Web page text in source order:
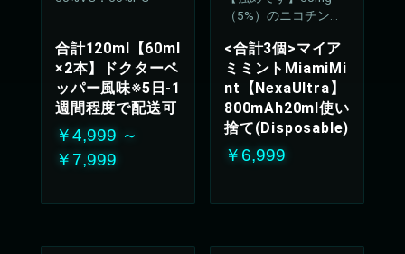
合計120ml【60ml
×2本】ドクターペ
ッパー風味※5日-1
週間程度で配送可
￥4,999 ～
￥7,999
（5%）のニコチン濃
<合計3個>マイア
ミミントMiamiMi
nt【NexaUltra】
800mAh20ml使い
捨て(Disposable)
￥6,999